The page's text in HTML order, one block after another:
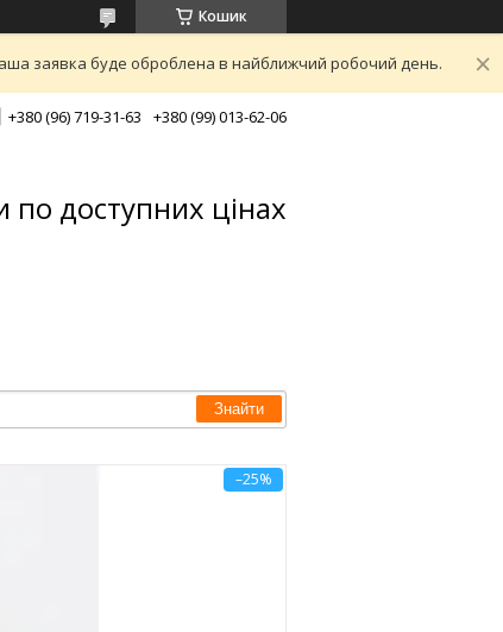
Кошик
заявка буде оброблена в найближчий робочий день.
+380 (96) 719-31-63 +380 (99) 013-62-06
по доступних цінах
Знайти
–25%